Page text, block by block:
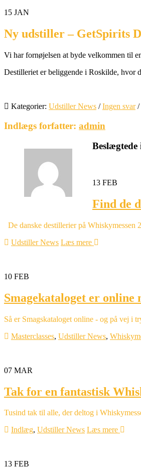
15 JAN
Ny udstiller – GetSpirits
Vi har fornøjelsen at byde velkommen til
Destilleriet er beliggende i Roskilde, hvor
Kategorier: Udstiller News / Ingen svar /
Indlægs forfatter: admin
13 FEB
Find de
De danske destillerier på Whiskymessen
Udstiller News Læs mere
10 FEB
Smagekataloget er online
Så er Smagskataloget online - og på vej i
Masterclasses, Udstiller News,
07 MAR
Tak for en fantastisk
Tusind tak til alle, der deltog i
Indlæg, Udstiller News Læs mere
13 FEB